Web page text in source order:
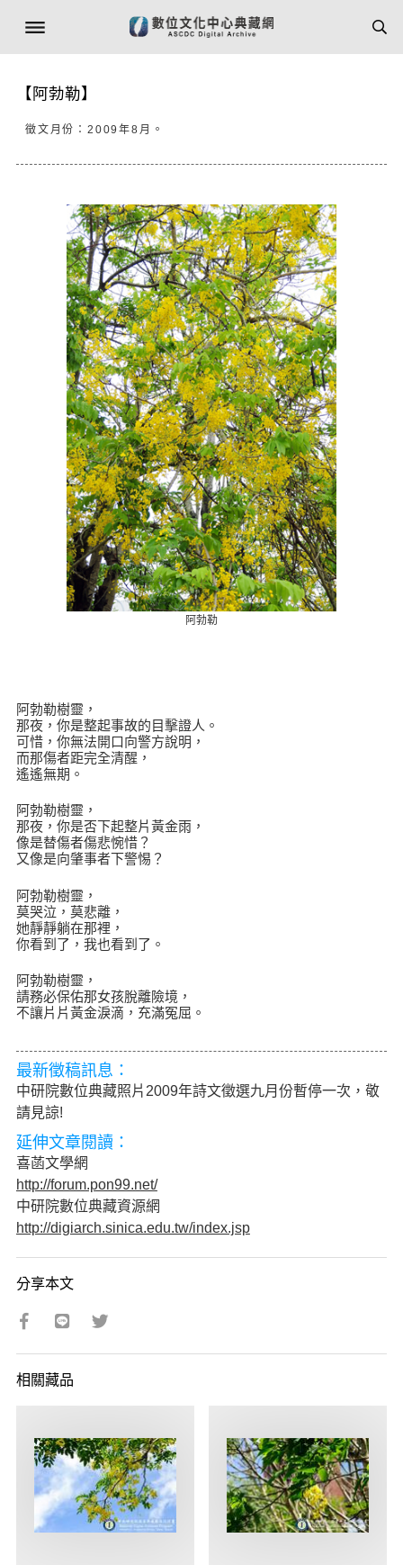
【阿勃勒】
徵文月份：2009年8月。
阿勃勒
阿勃勒樹靈，
那夜，你是整起事故的目擊證人。
可惜，你無法開口向警方說明，
而那傷者距完全清醒，
遙遙無期。
阿勃勒樹靈，
那夜，你是否下起整片黃金雨，
像是替傷者傷悲惋惜？
又像是向肇事者下警惕？
阿勃勒樹靈，
莫哭泣，莫悲離，
她靜靜躺在那裡，
你看到了，我也看到了。
阿勃勒樹靈，
請務必保佑那女孩脫離險境，
不讓片片黃金淚滴，充滿冤屈。
最新徵稿訊息：
中研院數位典藏照片2009年詩文徵選九月份暫停一次，敬
請見諒!
延伸文章閱讀：
喜菡文學網
http://forum.pon99.net/
中研院數位典藏資源網
http://digiarch.sinica.edu.tw/index.jsp
分享本文
相關藏品